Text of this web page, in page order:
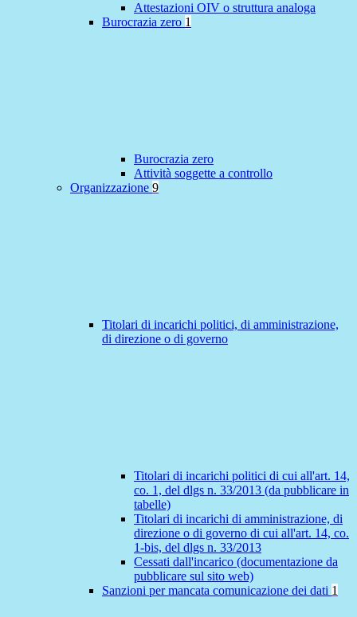
Attestazioni OIV o struttura analoga
Burocrazia zero 1
Burocrazia zero
Attività soggette a controllo
Organizzazione 9
Titolari di incarichi politici, di amministrazione,
di direzione o di governo
Titolari di incarichi politici di cui all'art. 14,
co. 1, del dlgs n. 33/2013 (da pubblicare in
tabelle)
Titolari di incarichi di amministrazione, di
direzione o di governo di cui all'art. 14, co.
1-bis, del dlgs n. 33/2013
Cessati dall'incarico (documentazione da
pubblicare sul sito web)
Sanzioni per mancata comunicazione dei dati 1